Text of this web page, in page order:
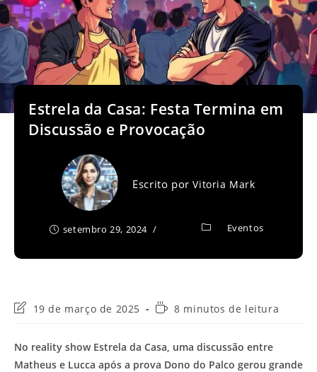
Estrela da Casa: Festa Termina em
Discussão e Provocação
Escrito porVitoria Mark
setembro 29, 2024 Eventos
Última
post:
19 de março de 2025
Tempo8 minutos de leitura
No reality show Estrela da Casa, uma discussão entre
Matheus e Lucca após a prova Dono do Palco gerou grande